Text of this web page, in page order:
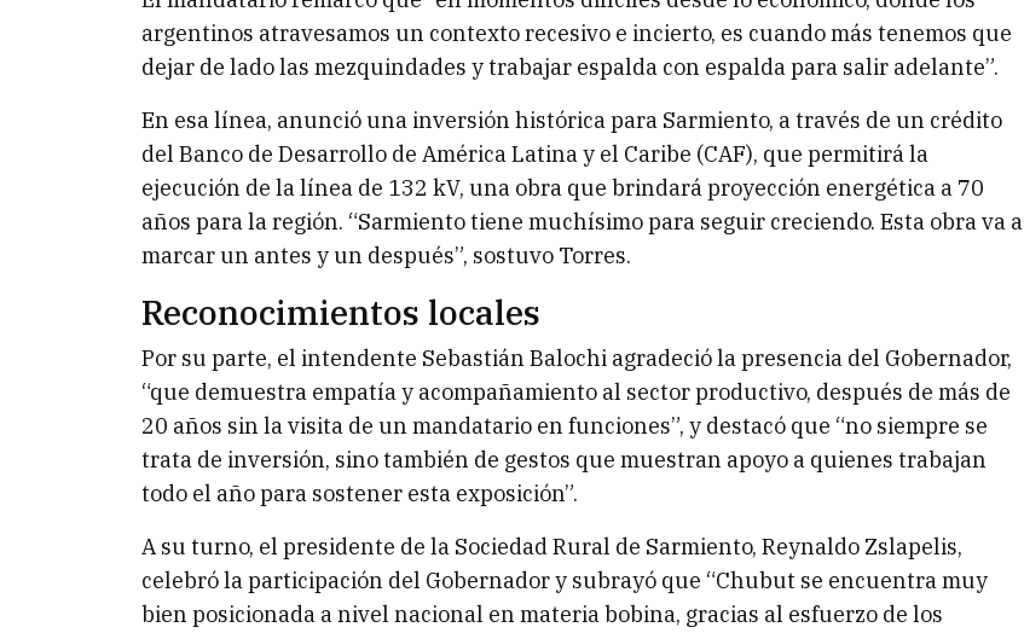
argentinos atravesamos un contexto recesivo e incierto, es cuando más tenemos que
dejar de lado las mezquindades y trabajar espalda con espalda para salir adelante”.
En esa línea, anunció una inversión histórica para Sarmiento, a través de un crédito
del Banco de Desarrollo de América Latina y el Caribe (CAF), que permitirá la
ejecución de la línea de 132 kV, una obra que brindará proyección energética a 70
años para la región. “Sarmiento tiene muchísimo para seguir creciendo. Esta obra va a
marcar un antes y un después”, sostuvo Torres.
Reconocimientos locales
Por su parte, el intendente Sebastián Balochi agradeció la presencia del Gobernador,
“que demuestra empatía y acompañamiento al sector productivo, después de más de
20 años sin la visita de un mandatario en funciones”, y destacó que “no siempre se
trata de inversión, sino también de gestos que muestran apoyo a quienes trabajan
todo el año para sostener esta exposición”.
A su turno, el presidente de la Sociedad Rural de Sarmiento, Reynaldo Zslapelis,
celebró la participación del Gobernador y subrayó que “Chubut se encuentra muy
bien posicionada a nivel nacional en materia bobina, gracias al esfuerzo de los